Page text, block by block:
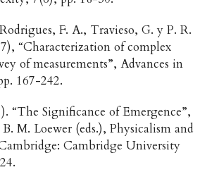
F. A., Travieso, G. y P. R.
“Characterization of complex
of measurements”, Advances in
167-242.
“The Significance of Emergence”,
M. Loewer (eds.), Physicalism and
Cambridge University